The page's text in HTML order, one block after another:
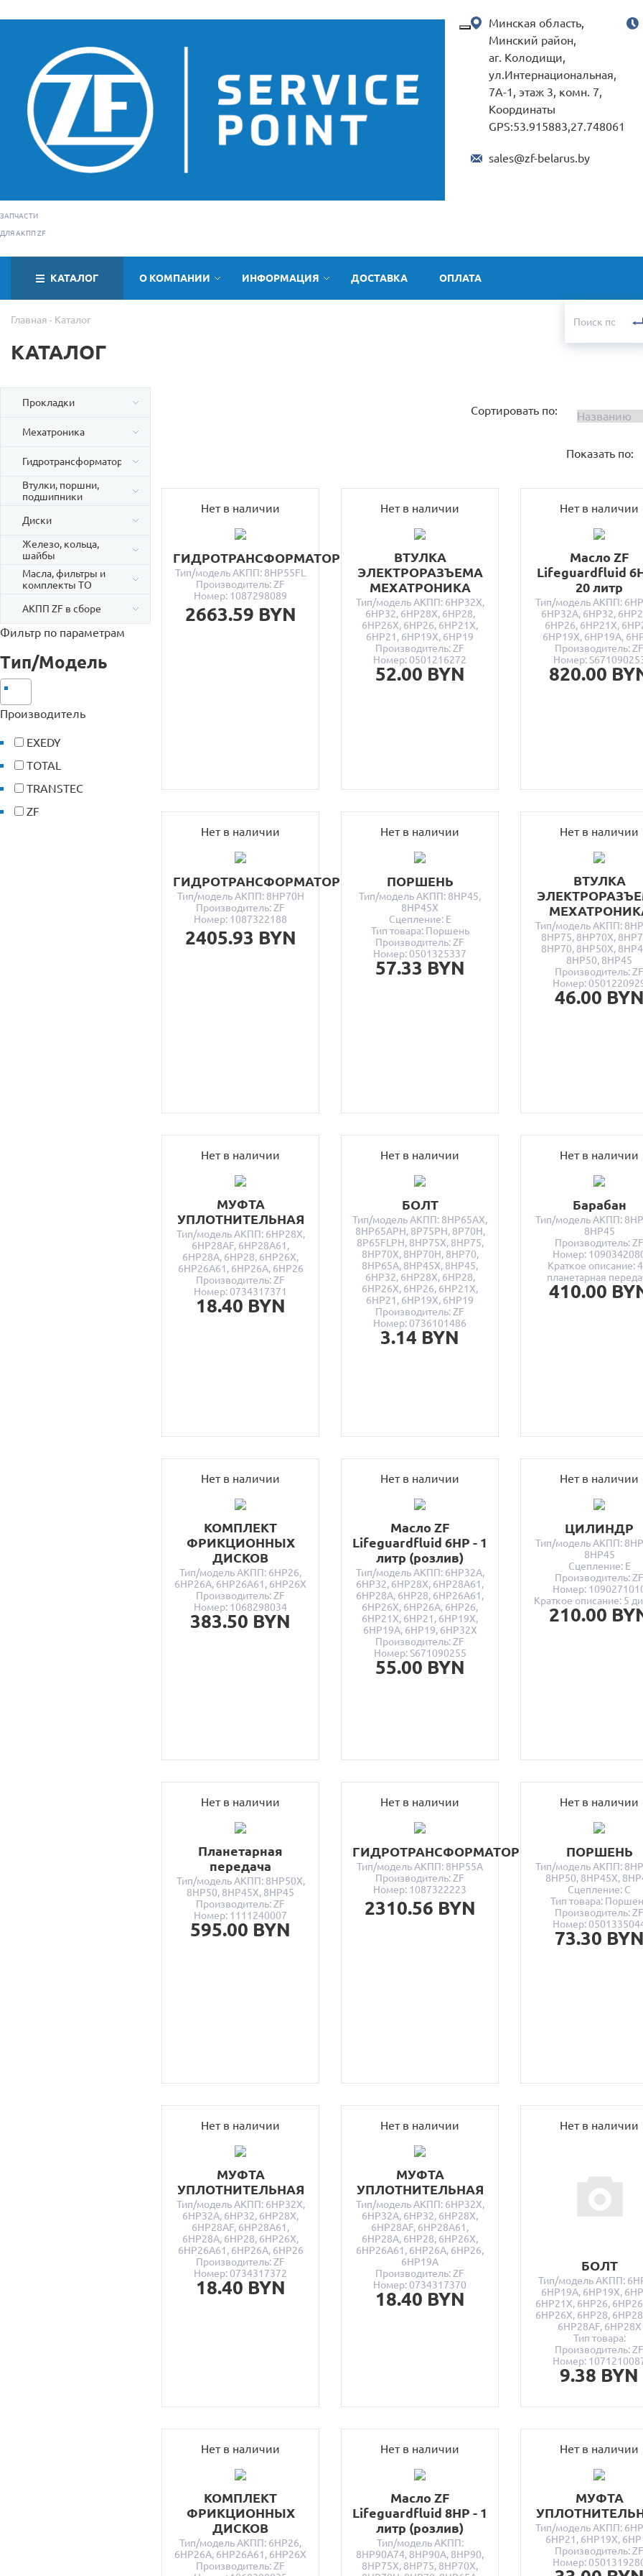
ЗАПЧАСТИ
ДЛЯ АКПП ZF
Минская область,
Минский район,
аг. Колодищи,
ул.Интернациональная,
7А-1, этаж 3, комн. 7,
Координаты
GPS:53.915883,27.748061
sales@zf-belarus.by
КАТАЛОГ О КОМПАНИИ ИНФОРМАЦИЯ ДОСТАВКА ОПЛАТА
Главная Каталог
КАТАЛОГ
Прокладки
Мехатроника
Гидротрансформаторы
Втулки, поршни,
подшипники
Диски
Железо, кольца,
шайбы
Масла, фильтры и
комплекты ТО
АКПП ZF в сборе
Фильтр по параметрам
Тип/Модель
Производитель
EXEDY
TOTAL
TRANSTEC
ZF
Сортировать по:
Показать по:
Нет в наличии
ГИДРОТРАНСФОРМАТОР
Тип/модель АКПП: 8HP55FL
Производитель: ZF
Номер: 1087298089
2663.59 BYN
Нет в наличии
ВТУЛКА
ЭЛЕКТРОРАЗЪЕМА
МЕХАТРОНИКА
Тип/модель АКПП: 6HP32X,
6HP32, 6HP28X, 6HP28,
6HP26X, 6HP26, 6HP21X,
6HP21, 6HP19X, 6HP19
Производитель: ZF
Номер: 0501216272
52.00 BYN
Нет в наличии
Масло ZF
Lifeguardfluid
20 литр
Тип/модель АКПП:
6HP32A, 6HP32,
6HP26, 6HP21X,
6HP19X, 6HP19A,
Производитель: ZF
Номер:
820.00
Нет в наличии
ГИДРОТРАНСФОРМАТОР
Тип/модель АКПП: 8HP70H
Производитель: ZF
Номер: 1087322188
2405.93 BYN
Нет в наличии
ПОРШЕНЬ
Тип/модель АКПП: 8HP45,
8HP45X
Сцепление: E
Тип товара: Поршень
Производитель: ZF
Номер: 0501325337
57.33 BYN
Нет в наличии
ВТУЛКА
Тип/модель АКПП:
8HP75, 8HP70X,
8HP70, 8HP50X,
8HP50, 8HP45
Производитель: ZF
Номер:
46.00 BYN
Нет в наличии
МУФТА
УПЛОТНИТЕЛЬНАЯ
Тип/модель АКПП: 6HP28X,
6HP28AF, 6HP28A61,
6HP28A, 6HP28, 6HP26X,
6HP26A61, 6HP26A, 6HP26
Производитель: ZF
Номер: 0734317371
18.40 BYN
Нет в наличии
БОЛТ
Тип/модель АКПП: 8HP65AX,
8HP65APH, 8P75PH, 8P70H,
8P65FLPH, 8HP75X, 8HP75,
8HP70X, 8HP70H, 8HP70,
8HP65A, 8HP45X, 8HP45,
6HP32, 6HP28X, 6HP28,
6HP26X, 6HP26, 6HP21X,
6HP21, 6HP19X, 6HP19
Производитель: ZF
Номер: 0736101486
3.14 BYN
Нет в наличии
Барабан
Тип/модель АКПП:
8HP45
Производитель: ZF
Номер:
Краткое описание:
планетарная
410.00
Нет в наличии
КОМПЛЕКТ
ФРИКЦИОННЫХ
ДИСКОВ
Тип/модель АКПП: 6HP26,
6HP26A, 6HP26A61, 6HP26X
Производитель: ZF
Номер: 1068298034
383.50 BYN
Нет в наличии
Масло ZF
Lifeguardfluid 6HP - 1
литр (розлив)
Тип/модель АКПП: 6HP32A,
6HP32, 6HP28X, 6HP28A61,
6HP28A, 6HP28, 6HP26A61,
6HP26X, 6HP26A, 6HP26,
6HP21X, 6HP21, 6HP19X,
6HP19A, 6HP19, 6HP32X
Производитель: ZF
Номер: S671090255
55.00 BYN
Нет в наличии
ЦИЛИНДР
Тип/модель АКПП:
8HP45
Сцепление: E
Производитель: ZF
Номер:
Краткое описание: 5
210.00
Нет в наличии
Планетарная
передача
Тип/модель АКПП: 8HP50X,
8HP50, 8HP45X, 8HP45
Производитель: ZF
Номер: 1111240007
595.00 BYN
Нет в наличии
ГИДРОТРАНСФОРМАТОР
Тип/модель АКПП: 8HP55A
Производитель: ZF
Номер: 1087322223
2310.56 BYN
Нет в наличии
ПОРШЕНЬ
Тип/модель АКПП:
8HP50, 8HP45X,
Сцепление: C
Тип товара:
Производитель: ZF
Номер:
73.30 BYN
Нет в наличии
МУФТА
УПЛОТНИТЕЛЬНАЯ
Тип/модель АКПП: 6HP32X,
6HP32A, 6HP32, 6HP28X,
6HP28AF, 6HP28A61,
6HP28A, 6HP28, 6HP26X,
6HP26A61, 6HP26A, 6HP26
Производитель: ZF
Номер: 0734317372
18.40 BYN
Нет в наличии
МУФТА
УПЛОТНИТЕЛЬНАЯ
Тип/модель АКПП: 6HP32X,
6HP32A, 6HP32, 6HP28X,
6HP28AF, 6HP28A61,
6HP28A, 6HP28, 6HP26X,
6HP26A61, 6HP26A, 6HP26,
6HP19A
Производитель: ZF
Номер: 0734317370
18.40 BYN
Нет в наличии
БОЛТ
Тип/модель АКПП:
6HP19A, 6HP19X,
6HP21X, 6HP26,
6HP26X, 6HP28,
6HP28AF, 6HP28X
Тип товара:
Производитель: ZF
Номер:
9.38 BYN
Нет в наличии
КОМПЛЕКТ
ФРИКЦИОННЫХ
ДИСКОВ
Тип/модель АКПП: 6HP26,
6HP26A, 6HP26A61, 6HP26X
Производитель: ZF
Нет в наличии
Масло ZF
Lifeguardfluid 8HP - 1
литр (розлив)
Тип/модель АКПП:
8HP90A74, 8HP90A, 8HP90,
8HP75X, 8HP75, 8HP70X,
Нет в наличии
МУФТА
Тип/модель АКПП:
6HP21, 6HP19X,
Производитель: ZF
Номер: